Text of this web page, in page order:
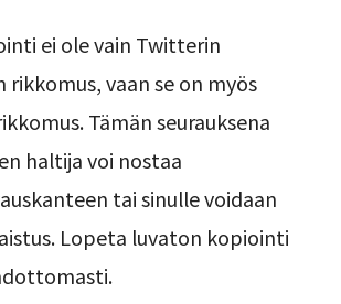
ei ole vain Twitterin
vaan se on myös
Tämän seurauksena
haltija voi nostaa
tai sinulle voidaan
Lopeta luvaton kopiointi